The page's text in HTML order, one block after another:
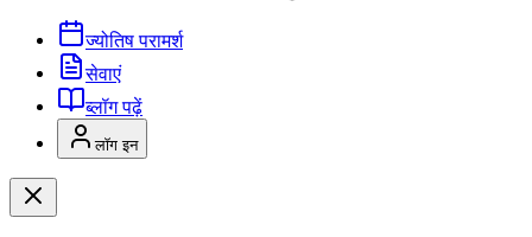
ज्योतिष परामर्श
सेवाएं
ब्लॉग पढ़ें
लॉग इन